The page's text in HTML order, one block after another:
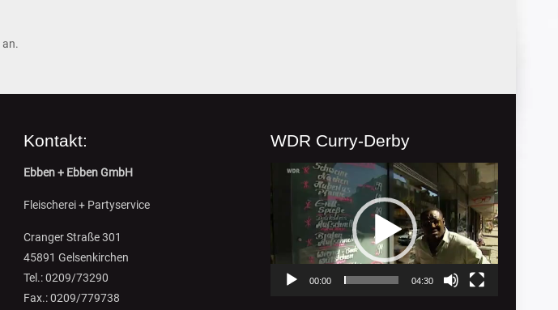
an.
Kontakt:
Ebben + Ebben GmbH
Fleischerei + Partyservice
Cranger Straße 301
45891 Gelsenkirchen
Tel.: 0209/73290
Fax.: 0209/779738
WDR Curry-Derby
Video-
00:00 04:30